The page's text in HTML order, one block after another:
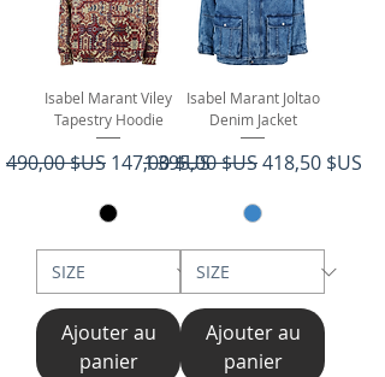
Isabel Marant Viley
Tapestry Hoodie
Prix original
490,00 $US Prix promotionnel
147,00 $US
Ajouter au
panier
Isabel Marant Joltao
Denim Jacket
Prix original
1 395,00 $USPrix
418,50 $US
Ajouter au
panier